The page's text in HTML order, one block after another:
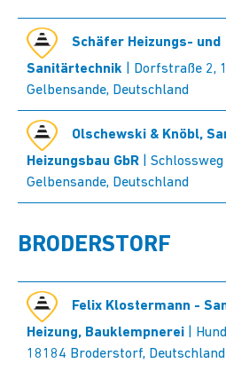
Schäfer Heizungs- und
Sanitärtechnik | Dorfstraße 2,
Gelbensande, Deutschland
Olschewski & Knöbl,
Heizungsbau GbR |
Gelbensande, Deutschland
BRODERSTORF
Felix Klostermann -
Heizung, Bauklempnerei |
18184 Broderstorf, Deutschland